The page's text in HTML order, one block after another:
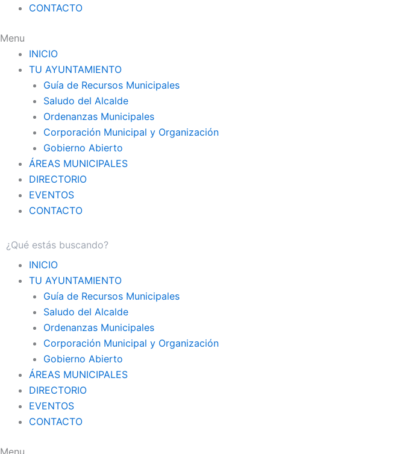
CONTACTO
Menu
INICIO
TU AYUNTAMIENTO
Guía de Recursos Municipales
Saludo del Alcalde
Ordenanzas Municipales
Corporación Municipal y Organización
Gobierno Abierto
ÁREAS MUNICIPALES
DIRECTORIO
EVENTOS
CONTACTO
INICIO
TU AYUNTAMIENTO
Guía de Recursos Municipales
Saludo del Alcalde
Ordenanzas Municipales
Corporación Municipal y Organización
Gobierno Abierto
ÁREAS MUNICIPALES
DIRECTORIO
EVENTOS
CONTACTO
Menu